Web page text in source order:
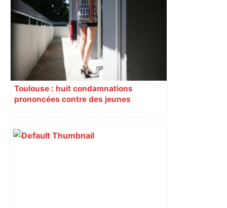
Toulouse : huit condamnations
prononcées contre des jeunes